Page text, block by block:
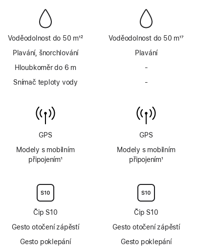
Voděodolnost do 50 m
Poznámka
12
Plavání, šnorchlování
Hloubkoměr do 6 m
Snímač teploty vody
GPS
Modely s mobilním
připojením1
Čip S10
Gesto otočení zápěstí
Gesto poklepání
Voděodolnost do 50 m17
Plavání
-
-
vody
GPS
Modely s mobilním
připojením1
Čip S10
Gesto otočení zápěstí
Gesto poklepání